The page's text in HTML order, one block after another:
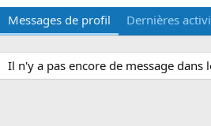
Messages de profil Dernières
Il n'y a pas encore de message dans